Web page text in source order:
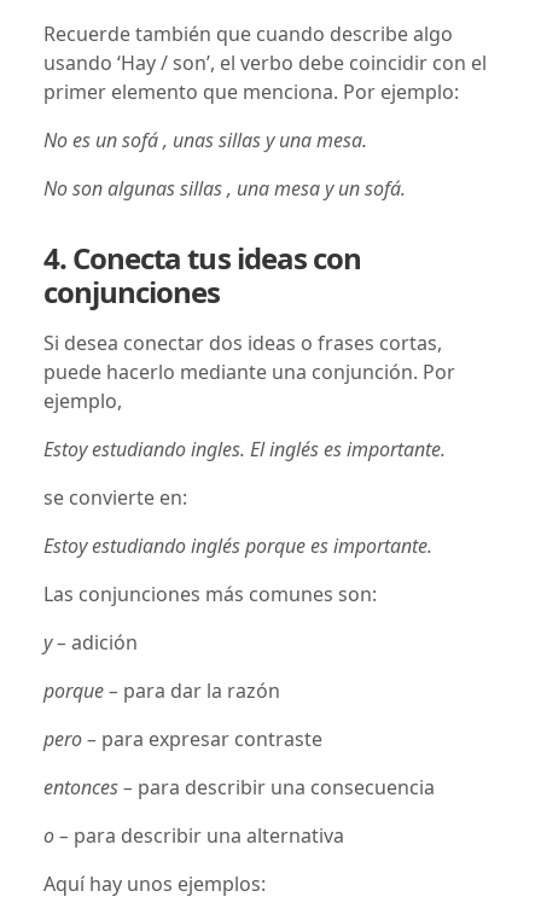
Recuerde también que cuando describe algo
usando ‘Hay / son’, el verbo debe coincidir con el
primer elemento que menciona. Por ejemplo:
No es un sofá , unas sillas y una mesa.
No son algunas sillas , una mesa y un sofá.
4. Conecta tus ideas con
conjunciones
Si desea conectar dos ideas o frases cortas,
puede hacerlo mediante una conjunción. Por
ejemplo,
Estoy estudiando ingles. El inglés es importante.
se convierte en:
Estoy estudiando inglés porque es importante.
Las conjunciones más comunes son:
y – adición
porque – para dar la razón
pero – para expresar contraste
entonces – para describir una consecuencia
o – para describir una alternativa
Aquí hay unos ejemplos: